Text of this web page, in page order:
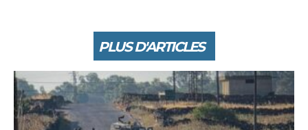
PLUS D'ARTICLES